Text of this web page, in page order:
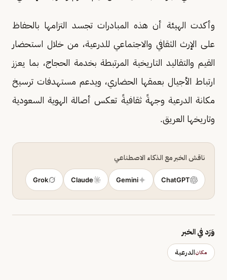
وأكدت الهيئة أن هذه المبادرات تجسد التزامها بالحفاظ
على الإرث الثقافي والاجتماعي للدرعية، من خلال استحضار
القيم والتقاليد التاريخية المرتبطة بخدمة الحجاج، بما يعزز
ارتباط الأجيال بعمقها الحضاري، ويدعم مستهدفات ترسيخ
مكانة الدرعية وجهةً ثقافيةً تعكس أصالة الهوية السعودية
وتاريخها العريق.
ناقش الخبر مع الذكاء الاصطناعي
ChatGPT
Gemini
Claude
Grok
وَرَد في الخبر
مكانالدرعية